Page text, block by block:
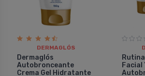
DERMAGLÓS
Dermaglós
Autobronceante
Crema Gel Hidratante
Facial